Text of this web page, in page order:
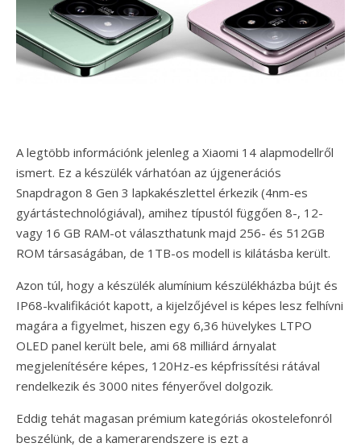
A legtöbb információnk jelenleg a Xiaomi 14 alapmodellről
ismert. Ez a készülék várhatóan az újgenerációs
Snapdragon 8 Gen 3 lapkakészlettel érkezik (4nm-es
gyártástechnológiával), amihez típustól függően 8-, 12-
vagy 16 GB RAM-ot választhatunk majd 256- és 512GB
ROM társaságában, de 1TB-os modell is kilátásba került.
Azon túl, hogy a készülék alumínium készülékházba bújt és
IP68-kvalifikációt kapott, a kijelzőjével is képes lesz felhívni
magára a figyelmet, hiszen egy 6,36 hüvelykes LTPO
OLED panel került bele, ami 68 milliárd árnyalat
megjelenítésére képes, 120Hz-es képfrissítési rátával
rendelkezik és 3000 nites fényerővel dolgozik.
Eddig tehát magasan prémium kategóriás okostelefonról
beszélünk, de a kamerarendszere is ezt a